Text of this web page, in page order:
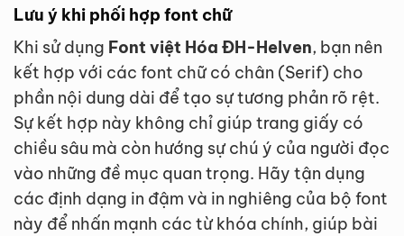
Lưu ý khi phối hợp font chữ
Khi sử dụng Font việt Hóa ĐH-Helven, bạn nên
kết hợp với các font chữ có chân (Serif) cho
phần nội dung dài để tạo sự tương phản rõ rệt.
Sự kết hợp này không chỉ giúp trang giấy có
chiều sâu mà còn hướng sự chú ý của người đọc
vào những đề mục quan trọng. Hãy tận dụng
các định dạng in đậm và in nghiêng của bộ font
này để nhấn mạnh các từ khóa chính, giúp bài